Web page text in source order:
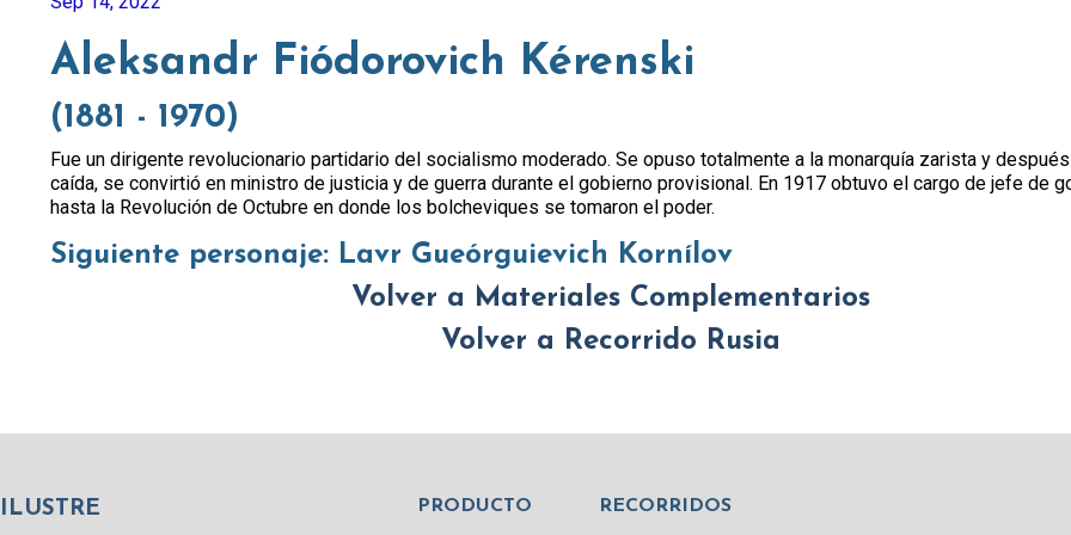
Aleksandr Fiódorovich Kérenski
(1881 - 1970)
Fue un dirigente revolucionario partidario del socialismo moderado. Se opuso totalmente a la monarquía zarista y
caída, se convirtió en ministro de justicia y de guerra durante el gobierno provisional. En 1917 obtuvo el cargo de jefe de
hasta la Revolución de Octubre en donde los bolcheviques se tomaron el poder.
Siguiente personaje: Lavr Gueórguievich Kornílov
Volver a Materiales Complementarios
Volver a Recorrido Rusia
ILUSTRE PRODUCTO RECORRIDOS